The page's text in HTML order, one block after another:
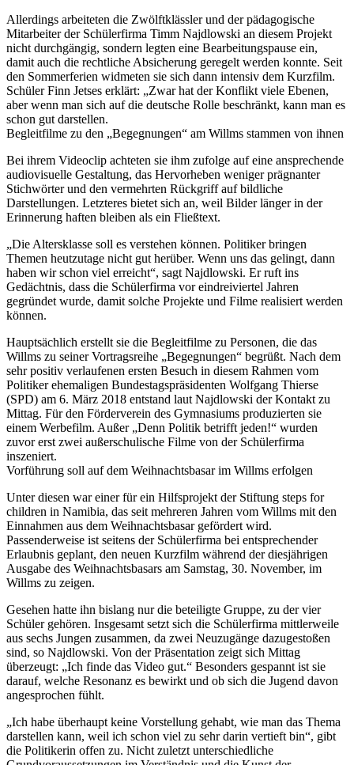
Allerdings arbeiteten die Zwölftklässler und der pädagogische
Mitarbeiter der Schülerfirma Timm Najdlowski an diesem Projekt
nicht durchgängig, sondern legten eine Bearbeitungspause ein,
damit auch die rechtliche Absicherung geregelt werden konnte. Seit
den Sommerferien widmeten sie sich dann intensiv dem Kurzfilm.
Schüler Finn Jetses erklärt: „Zwar hat der Konflikt viele Ebenen,
aber wenn man sich auf die deutsche Rolle beschränkt, kann man es
schon gut darstellen.
Begleitfilme zu den „Begegnungen“ am Willms stammen von ihnen
Bei ihrem Videoclip achteten sie ihm zufolge auf eine ansprechende
audiovisuelle Gestaltung, das Hervorheben weniger prägnanter
Stichwörter und den vermehrten Rückgriff auf bildliche
Darstellungen. Letzteres bietet sich an, weil Bilder länger in der
Erinnerung haften bleiben als ein Fließtext.
„Die Altersklasse soll es verstehen können. Politiker bringen
Themen heutzutage nicht gut herüber. Wenn uns das gelingt, dann
haben wir schon viel erreicht“, sagt Najdlowski. Er ruft ins
Gedächtnis, dass die Schülerfirma vor eindreiviertel Jahren
gegründet wurde, damit solche Projekte und Filme realisiert werden
können.
Hauptsächlich erstellt sie die Begleitfilme zu Personen, die das
Willms zu seiner Vortragsreihe „Begegnungen“ begrüßt. Nach dem
sehr positiv verlaufenen ersten Besuch in diesem Rahmen vom
Politiker ehemaligen Bundestagspräsidenten Wolfgang Thierse
(SPD) am 6. März 2018 entstand laut Najdlowski der Kontakt zu
Mittag. Für den Förderverein des Gymnasiums produzierten sie
einem Werbefilm. Außer „Denn Politik betrifft jeden!“ wurden
zuvor erst zwei außerschulische Filme von der Schülerfirma
inszeniert.
Vorführung soll auf dem Weihnachtsbasar im Willms erfolgen
Unter diesen war einer für ein Hilfsprojekt der Stiftung steps for
children in Namibia, das seit mehreren Jahren vom Willms mit den
Einnahmen aus dem Weihnachtsbasar gefördert wird.
Passenderweise ist seitens der Schülerfirma bei entsprechender
Erlaubnis geplant, den neuen Kurzfilm während der diesjährigen
Ausgabe des Weihnachtsbasars am Samstag, 30. November, im
Willms zu zeigen.
Gesehen hatte ihn bislang nur die beteiligte Gruppe, zu der vier
Schüler gehören. Insgesamt setzt sich die Schülerfirma mittlerweile
aus sechs Jungen zusammen, da zwei Neuzugänge dazugestoßen
sind, so Najdlowski. Von der Präsentation zeigt sich Mittag
überzeugt: „Ich finde das Video gut.“ Besonders gespannt ist sie
darauf, welche Resonanz es bewirkt und ob sich die Jugend davon
angesprochen fühlt.
„Ich habe überhaupt keine Vorstellung gehabt, wie man das Thema
darstellen kann, weil ich schon viel zu sehr darin vertieft bin“, gibt
die Politikerin offen zu. Nicht zuletzt unterschiedliche